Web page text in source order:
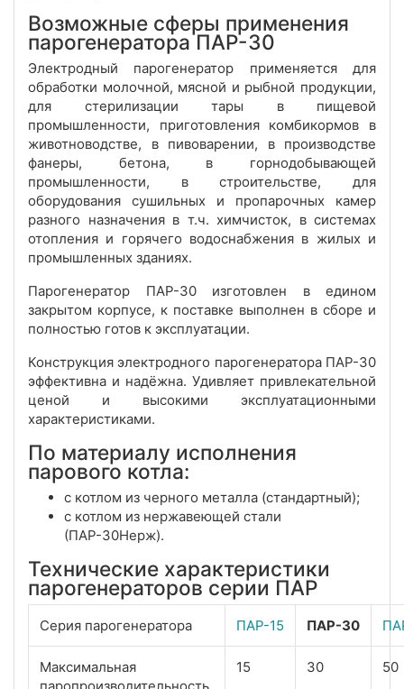
Возможные сферы применения
парогенератора ПАР-30
Электродный парогенератор применяется для
обработки молочной, мясной и рыбной продукции,
для стерилизации тары в пищевой
промышленности, приготовления комбикормов в
животноводстве, в пивоварении, в производстве
фанеры, бетона, в горнодобывающей
промышленности, в строительстве, для
оборудования сушильных и пропарочных камер
разного назначения в т.ч. химчисток, в системах
отопления и горячего водоснабжения в жилых и
промышленных зданиях.
Парогенератор ПАР-30 изготовлен в едином
закрытом корпусе, к поставке выполнен в сборе и
полностью готов к эксплуатации.
Конструкция электродного парогенератора ПАР-30
эффективна и надёжна. Удивляет привлекательной
ценой и высокими эксплуатационными
характеристиками.
По материалу исполнения
парового котла:
с котлом из черного металла (стандартный);
с котлом из нержавеющей стали
(ПАР-30Нерж).
Технические характеристики
парогенераторов серии ПАР
Серия парогенератора ПАР-15 ПАР-30
Максимальная
15 30 50